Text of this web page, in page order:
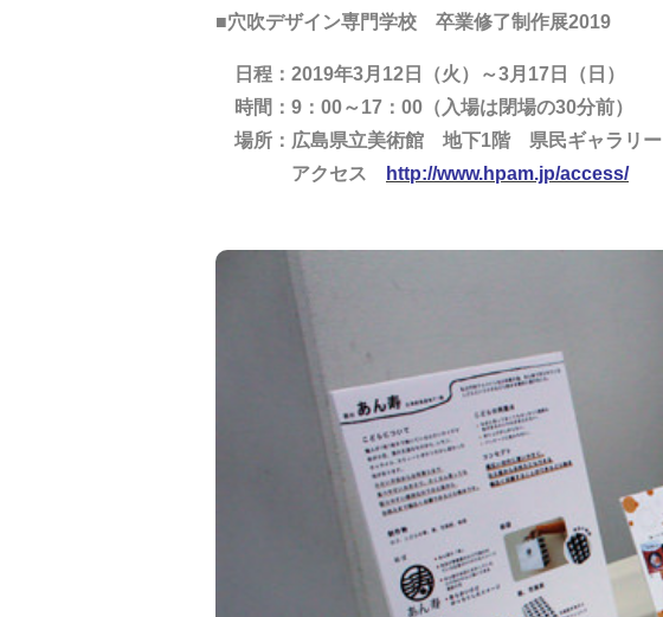
■穴吹デザイン専門学校 卒業修了制作展2019
日程：2019年3月12日（火）～3月17日（日）
時間：9：00～17：00（入場は閉場の30分前）
場所：広島県立美術館 地下1階 県民ギャラリー
アクセス
http://www.hpam.jp/access/